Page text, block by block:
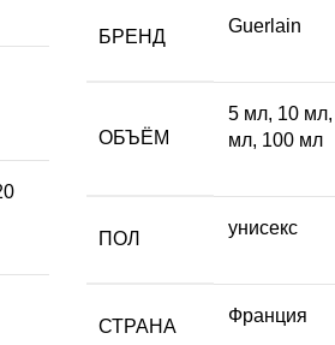
БРЕНД
Guerlain
ОБЪЁМ
5 мл, 10 мл,
мл, 100 мл
ПОЛ
унисекс
СТРАНА
Франция